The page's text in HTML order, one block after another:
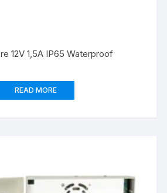
12V 1,5A IP65 Waterproof
READ MORE